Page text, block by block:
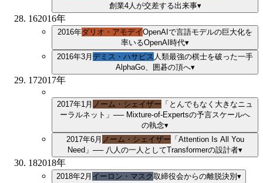
創業4人が交差する出来事▾
162016年
2016年ダリオ・アモデイOpenAIで言語モデルの巨大化を
率いるOpenAI時代▾
2016年3月 デミス・ハサビス 人類最強の棋士を破った一手
AlphaGo、囲碁の頂へ▾
172017年
2017年1月 ノーム・シェイザー 「とんでもなく大きなニュ
ーラルネット」── Mixture-of-Expertsの予言スケールへ
の執念▾
2017年6月 ノーム・シェイザー 「Attention Is All You
Need」── 八人の一人としてTransformerの設計者▾
182018年
2018年2月 イーロン・マスク取締役会からの離脱決別 ▾